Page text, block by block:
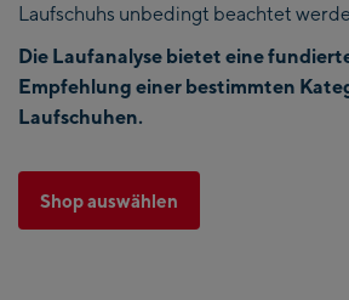
Laufschuhs unbedingt beachtet
Die Laufanalyse bietet eine
Empfehlung einer bestimmten
Laufschuhen.
Shop auswählen